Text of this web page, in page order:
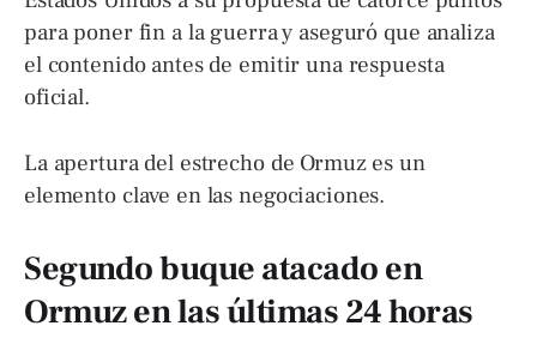
para poner fin a la guerra y aseguró que analiza
el contenido antes de emitir una respuesta
oficial.
La apertura del estrecho de Ormuz es un
elemento clave en las negociaciones.
Segundo buque atacado en
Ormuz en las últimas 24 horas